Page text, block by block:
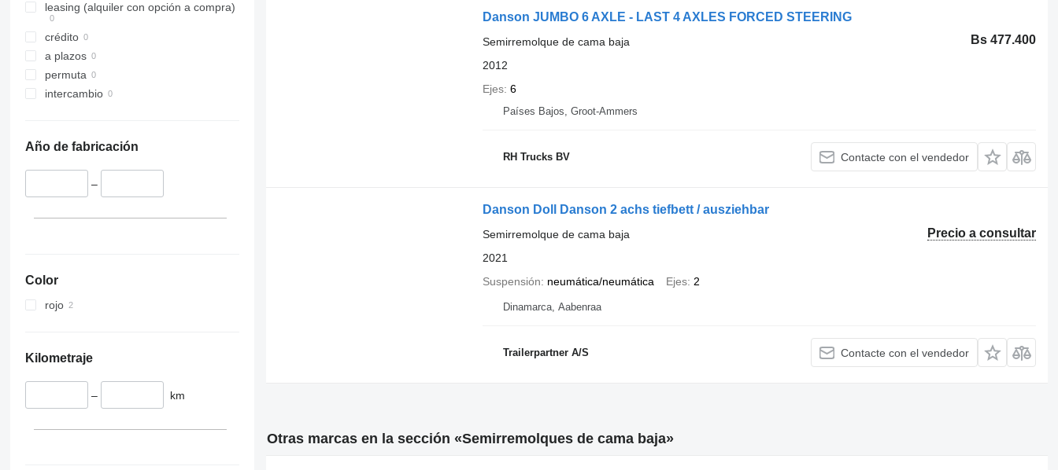
leasing (alquiler con opción a compra)
crédito
a plazos
permuta
intercambio
Año de fabricación
–
Color
rojo
Kilometraje
– km
Danson JUMBO 6 AXLE - LAST 4 AXLES FORCED STEERING
Bs 477.400
Semirremolque de cama baja
2012
Ejes 6
Países Bajos, Groot-Ammers
RH Trucks BV Contacte con el vendedor
Danson Doll Danson 2 achs tiefbett / ausziehbar
Precio a consultar
Semirremolque de cama baja
2021
Suspensión
neumática/neumática Ejes 2
Dinamarca, Aabenraa
Trailerpartner A/S Contacte con el vendedor
Otras marcas en la sección «Semirremolques de cama baja»